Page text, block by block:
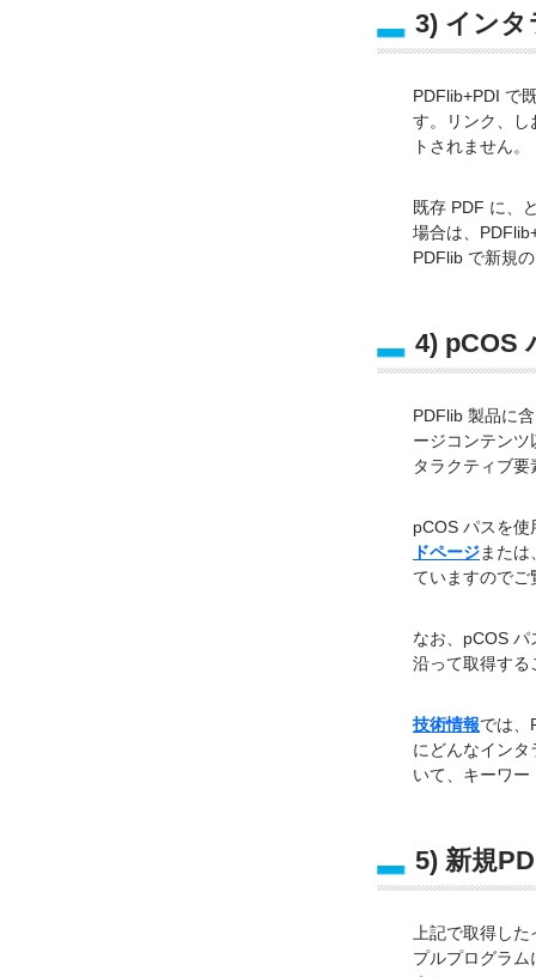
3) インタ
PDFlib+PDI で
す。リンク、し
トされません。
既存 PDF に、
場合は、
PDFlib で新規
4) pCOS
PDFlib 製品に
ージコンテン
タラクティブ
pCOS パスを
ドページまたは
ていますのでご
なお、pCOS
沿って取得する
技術情報では、
にどんなイン
いて、キーワ
5) 新規
上記で取得し
プルプログラ